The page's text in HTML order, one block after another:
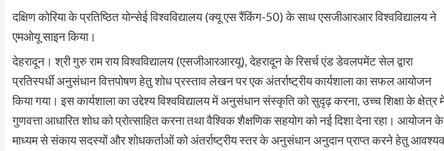
दक्षिण कोरिया के प्रतिष्ठित योन्सेई विश्वविद्यालय (क्यू एस रैंकिंग-50) के साथ एसजीआरआर विश्वविद्यालय ने
एमओयू साइन किया।
देहरादून। श्री गुरु राम राय विश्वविद्यालय (एसजीआरआरयू), देहरादून के रिसर्च एंड डेवलपमेंट सेल द्वारा
प्रतिस्पर्धी अनुसंधान वित्तपोषण हेतु शोध प्रस्ताव लेखन पर एक अंतर्राष्ट्रीय कार्यशाला का सफल आयोजन
किया गया। इस कार्यशाला का उद्देश्य विश्वविद्यालय में अनुसंधान संस्कृति को सुदृढ़ करना, उच्च शिक्षा के क्षेत्र
गुणवत्ता आधारित शोध को प्रोत्साहित करना तथा वैश्विक शैक्षणिक सहयोग को नई दिशा देना रहा। आयोजन के
माध्यम से संकाय सदस्यों और शोधकर्ताओं को अंतर्राष्ट्रीय स्तर के अनुसंधान अनुदान प्राप्त करने हेतु